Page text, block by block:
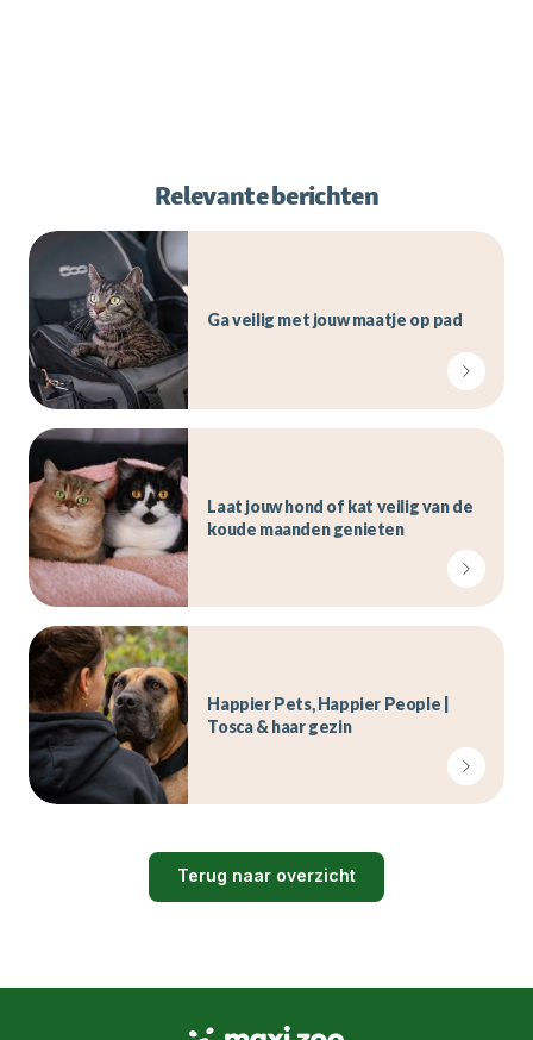
Relevante berichten
Ga veilig met jouw maatje op pad
Laat jouw hond of kat veilig van de
koude maanden genieten
Happier Pets, Happier People |
Tosca & haar gezin
Terug naar overzicht